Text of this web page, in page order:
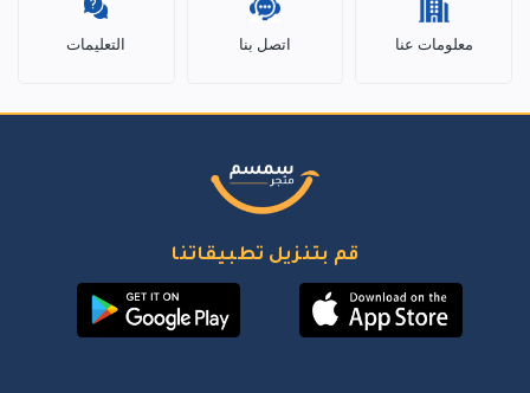
معلومات عنا اتصل بنا التعليمات
قم بتنزيل تطبيقاتنا